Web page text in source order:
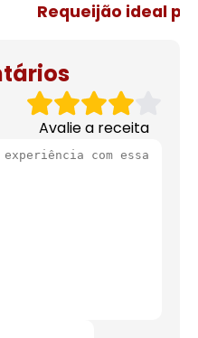
Requeijão ideal
Avalie a receita